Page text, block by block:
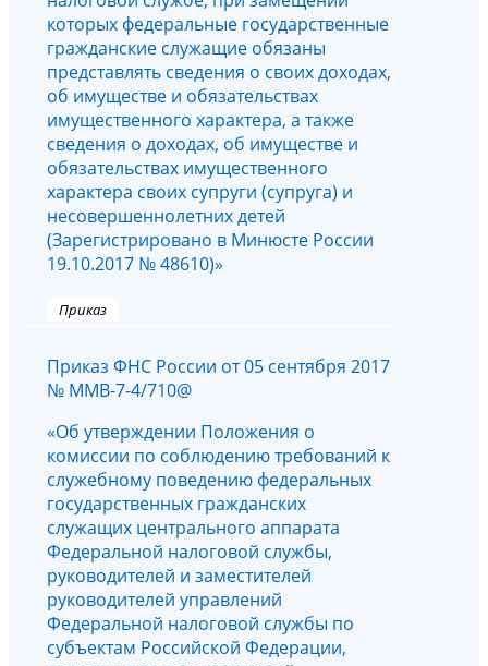
которых федеральные государственные
гражданские служащие обязаны
представлять сведения о своих доходах,
об имуществе и обязательствах
имущественного характера, а также
сведения о доходах, об имуществе и
обязательствах имущественного
характера своих супруги (супруга) и
несовершеннолетних детей
(Зарегистрировано в Минюсте России
19.10.2017 № 48610)»
Приказ
Приказ ФНС России от 05 сентября 2017
№ ММВ-7-4/710@
«Об утверждении Положения о
комиссии по соблюдению требований к
служебному поведению федеральных
государственных гражданских
служащих центрального аппарата
Федеральной налоговой службы,
руководителей и заместителей
руководителей управлений
Федеральной налоговой службы по
субъектам Российской Федерации,